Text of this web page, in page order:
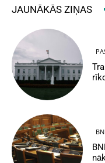
JAUNĀKĀS ZIŅAS